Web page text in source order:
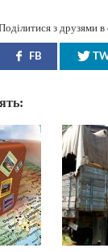
з друзями
FB